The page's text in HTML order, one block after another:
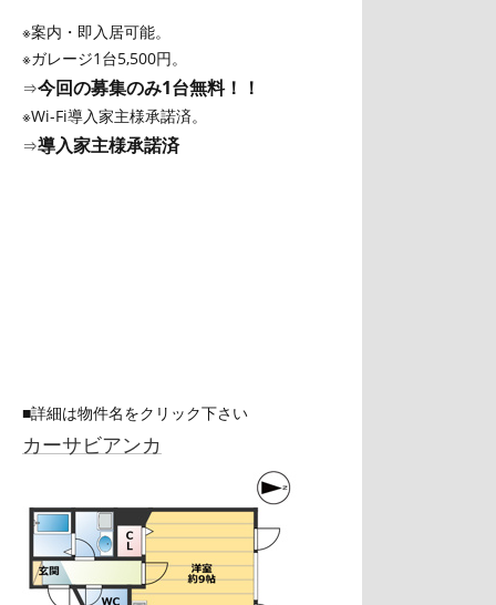
※案内・即入居可能。
※ガレージ1台5,500円。
⇒今回の募集のみ1台無料！！
※Wi-Fi導入家主様承諾済。
⇒導入家主様承諾済
■詳細は物件名をクリック下さい
カーサビアンカ